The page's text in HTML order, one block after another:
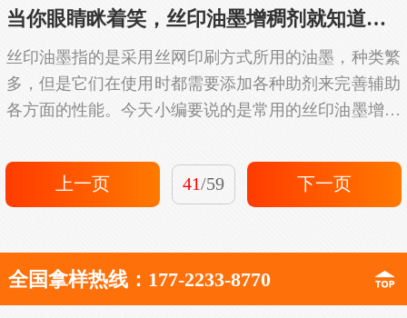
当你眼睛眯着笑，丝印油墨增稠剂就知道怎么做
丝印油墨指的是采用丝网印刷方式所用的油墨，种类繁
多，但是它们在使用时都需要添加各种助剂来完善辅助
各方面的性能。今天小编要说的是常用的丝印油墨增稠
丰满，性能更佳，降低生产成本的特殊作用。因此，
上一页 41/59 下一页
全国拿样热线：177-2233-8770